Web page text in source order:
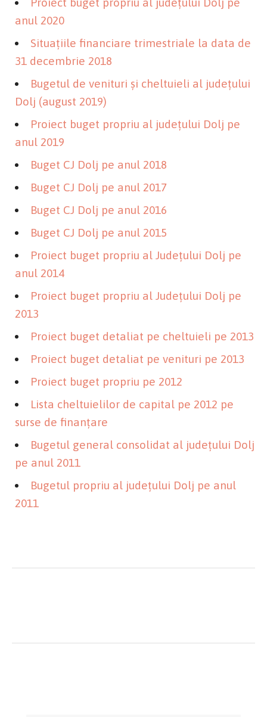
anul 2020
Situațiile financiare trimestriale la data de
31 decembrie 2018
Bugetul de venituri și cheltuieli al județului
Dolj (august 2019)
Proiect buget propriu al județului Dolj pe
anul 2019
Buget CJ Dolj pe anul 2018
Buget CJ Dolj pe anul 2017
Buget CJ Dolj pe anul 2016
Buget CJ Dolj pe anul 2015
Proiect buget propriu al Județului Dolj pe
anul 2014
Proiect buget propriu al Județului Dolj pe
2013
Proiect buget detaliat pe cheltuieli pe 2013
Proiect buget detaliat pe venituri pe 2013
Proiect buget propriu pe 2012
Lista cheltuielilor de capital pe 2012 pe
surse de finanțare
Bugetul general consolidat al județului Dolj
pe anul 2011
Bugetul propriu al județului Dolj pe anul
2011